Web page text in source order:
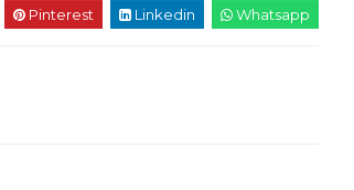
Pinterest Linkedin Whatsapp